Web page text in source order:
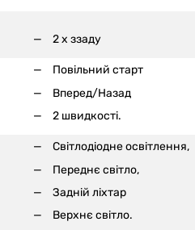
2 x ззаду
Повільний старт
Вперед/Назад
2 швидкості.
Світлодіодне освітлення,
Переднє світло,
Задній ліхтар
Верхнє світло.